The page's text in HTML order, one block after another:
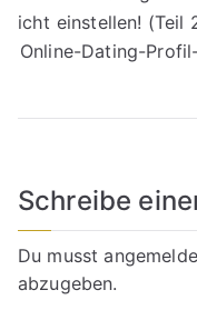
icht einstellen! (Teil
Online-Dating-
Schreibe
Du musst
abzugeben.